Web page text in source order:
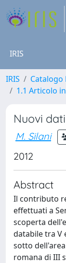
IRIS
IRIS Catalogo
1.1 Articolo
Nuovi
M. Silani
2012
Abstract
Il contributo
effettuati a
scoperta
databile tra V
sotto
romana di III